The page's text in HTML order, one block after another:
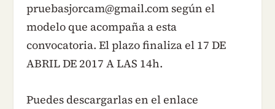
pruebasjorcam@gmail.com según el
modelo que acompaña a esta
convocatoria. El plazo finaliza el 17 DE
ABRIL DE 2017 A LAS 14h.
Puedes descargarlas en el enlace